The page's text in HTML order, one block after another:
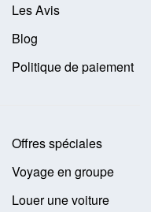
Les Avis
Blog
Politique de paiement
Offres spéciales
Voyage en groupe
Louer une voiture